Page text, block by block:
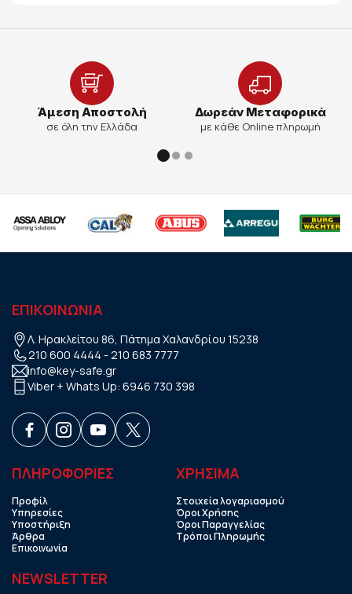
Άμεση Αποστολή
σε όλη την Ελλάδα
Δωρεάν Μεταφορικά
με κάθε Online πληρωμή
ΕΠΙΚΟΙΝΩΝΙΑ
Λ. Ηρακλείτου 86, Πάτημα Χαλανδρίου 15238
210 600 4444 - 210 683 7777
info@key-safe.gr
Viber + Whats Up: 6946 730 398
ΠΛΗΡΟΦΟΡΙΕΣ
Προφίλ
Υπηρεσίες
Υποστήριξη
Άρθρα
Επικοινωνία
ΧΡHΣΙΜΑ
Στοιχεία λογαριασμού
Όροι Χρήσης
Όροι Παραγγελίας
Τρόποι Πληρωμής
NEWSLETTER